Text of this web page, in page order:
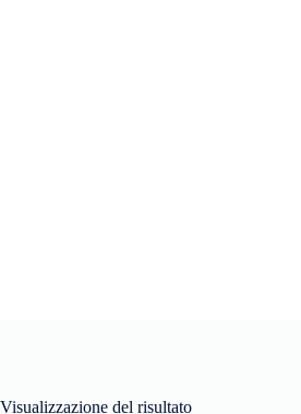
Visualizzazione del risultato